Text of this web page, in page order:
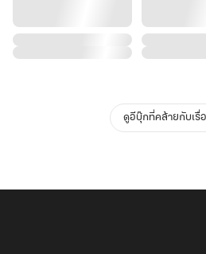
ดูอีบุ๊กที่คล้ายกับเรื่